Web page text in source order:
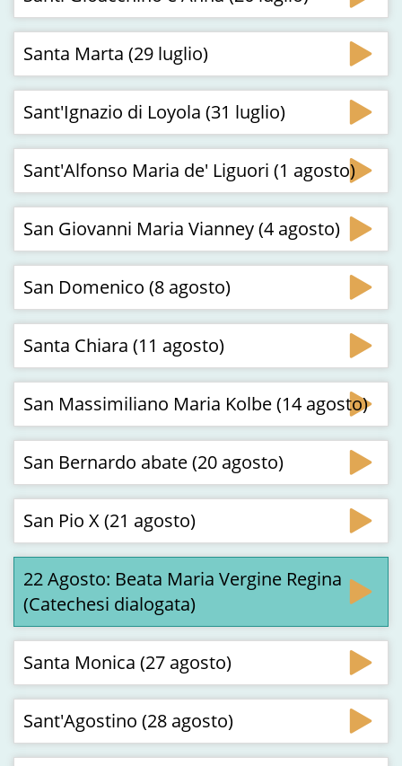
Santa Marta (29 luglio)
Sant'Ignazio di Loyola (31 luglio)
Sant'Alfonso Maria de' Liguori (1 agosto)
San Giovanni Maria Vianney (4 agosto)
San Domenico (8 agosto)
Santa Chiara (11 agosto)
San Massimiliano Maria Kolbe (14 agosto)
San Bernardo abate (20 agosto)
San Pio X (21 agosto)
22 Agosto: Beata Maria Vergine Regina
(Catechesi dialogata)
Santa Monica (27 agosto)
Sant'Agostino (28 agosto)